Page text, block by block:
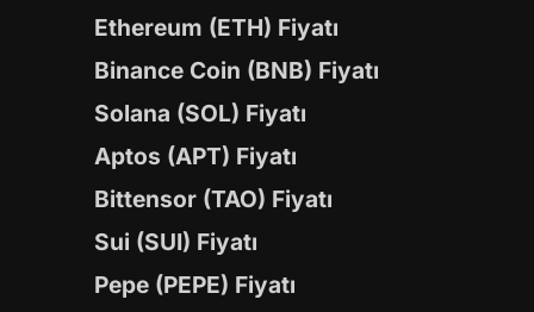
Ethereum (ETH) Fiyatı
Binance Coin (BNB) Fiyatı
Solana (SOL) Fiyatı
Aptos (APT) Fiyatı
Bittensor (TAO) Fiyatı
Sui (SUI) Fiyatı
Pepe (PEPE) Fiyatı